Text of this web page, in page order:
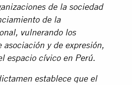
de la sociedad
de la
vulnerando los
y de expresión,
espacio cívico en Perú.
establece que el